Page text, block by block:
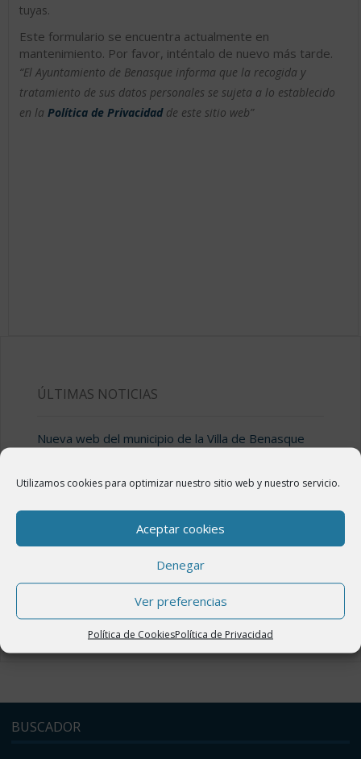
Utilizamos cookies para optimizar nuestro sitio web y nuestro servicio.
Aceptar cookies
Denegar
Ver preferencias
Política de CookiesPolítica de Privacidad
tuyas.
Este formulario se encuentra actualmente en
mantenimiento. Por favor, inténtalo de nuevo más tarde.
“El Ayuntamiento de Benasque informa que la recogida y
tratamiento de sus datos personales se sujeta a lo establecido
en la Política de Privacidadde este sitio web”
ÚLTIMAS NOTICIAS
Nueva web del municipio de la Villa de Benasque
Valle de Benasque
BUSCADOR